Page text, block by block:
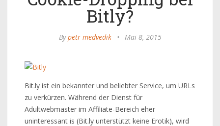
Bitly?
Bypetr medvedik • Mai 8, 2015
Bit.ly ist ein bekannter und beliebter Service, um URLs
zu verkürzen. Während der Dienst für
Adultwebmaster im Affiliate-Bereich eher
uninteressant is (Bit.ly unterstützt keine Erotik), wird